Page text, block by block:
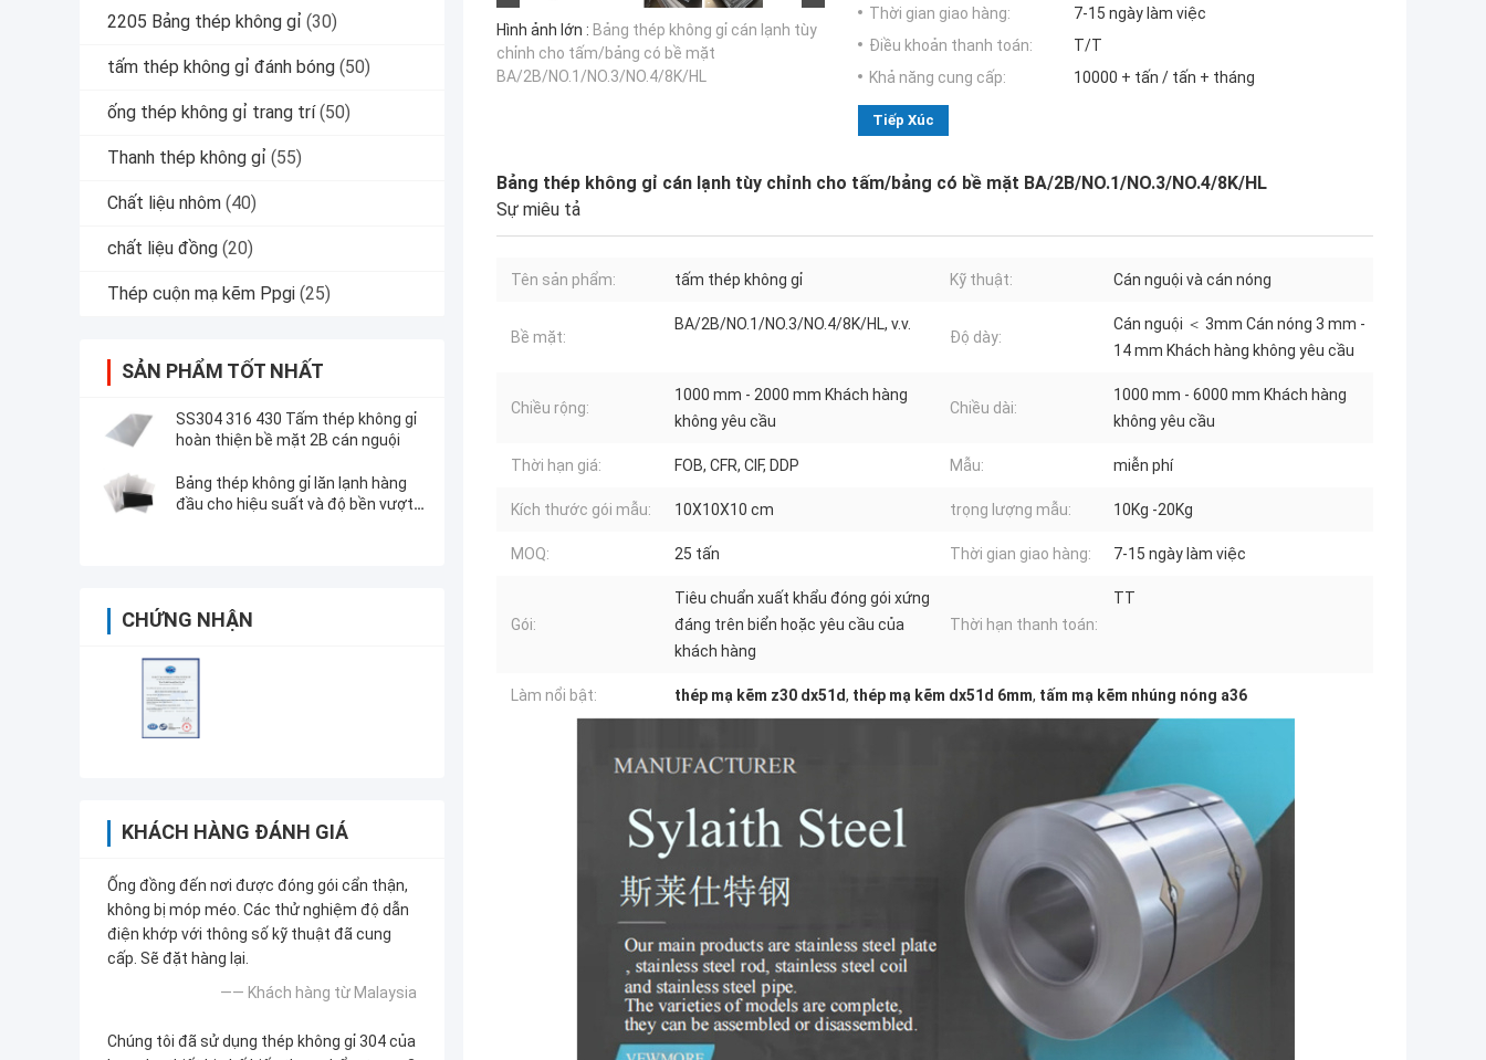
2205 Bảng thép không gỉ (30)
tấm thép không gỉ đánh bóng (50)
ống thép không gỉ trang trí (50)
Thanh thép không gỉ (55)
Chất liệu nhôm (40)
chất liệu đồng (20)
Thép cuộn mạ kẽm Ppgi (25)
SẢN PHẨM TỐT NHẤT
SS304 316 430 Tấm thép không gỉ
hoàn thiện bề mặt 2B cán nguội
Bảng thép không gỉ lăn lạnh hàng
đầu cho hiệu suất và độ bền vượt
CHỨNG NHẬN
KHÁCH HÀNG ĐÁNH GIÁ
Ống đồng đến nơi được đóng gói cẩn thận,
không bị móp méo. Các thử nghiệm độ dẫn
điện khớp với thông số kỹ thuật đã cung
cấp. Sẽ đặt hàng lại.
—— Khách hàng từ Malaysia
Chúng tôi đã sử dụng thép không gỉ 304 của
Hình ảnh lớn : Bảng thép không gỉ cán lạnh tùy
chỉnh cho tấm/bảng có bề mặt
BA/2B/NO.1/NO.3/NO.4/8K/HL
Thời gian giao hàng:
7-15 ngày làm việc
Điều khoản thanh toán:
T/T
Khả năng cung cấp:
10000 + tấn / tấn + tháng
Tiếp Xúc
Bảng thép không gỉ cán lạnh tùy chỉnh cho tấm/bảng có bề mặt BA/2B/NO.1/NO.3/NO.4/8K/HL
Sự miêu tả
Tên sản phẩm: tấm thép không gỉ Kỹ thuật: Cán nguội và cán nóng
Bề mặt:
BA/2B/NO.1/NO.3/NO.4/8K/HL, v.v.
Độ dày:
Cán nguội ＜ 3mm Cán nóng 3 mm -
14 mm Khách hàng không yêu cầu
Chiều rộng:
1000 mm - 2000 mm Khách hàng
không yêu cầu
Chiều dài:
1000 mm - 6000 mm Khách hàng
không yêu cầu
Thời hạn giá: FOB, CFR, CIF, DDP Mẫu: miễn phí
Kích thước gói mẫu: 10X10X10 cm trọng lượng mẫu: 10Kg -20Kg
MOQ: 25 tấn Thời gian giao hàng: 7-15 ngày làm việc
Gói:
Tiêu chuẩn xuất khẩu đóng gói xứng
đáng trên biển hoặc yêu cầu của
khách hàng
Thời hạn thanh toán:
TT
Làm nổi bật: thép mạ kẽm z30 dx51d, thép mạ kẽm dx51d 6mm, tấm mạ kẽm nhúng nóng a36